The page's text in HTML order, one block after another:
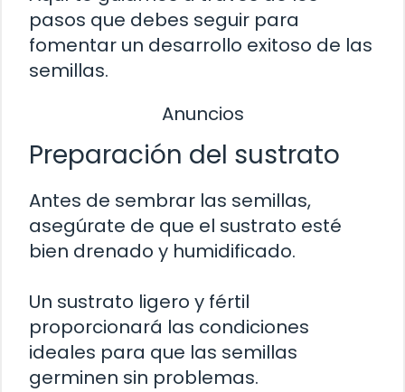
pasos que debes seguir para
fomentar un desarrollo exitoso de las
semillas.
Anuncios
Preparación del sustrato
Antes de sembrar las semillas,
asegúrate de que el sustrato esté
bien drenado y humidificado.
Un sustrato ligero y fértil
proporcionará las condiciones
ideales para que las semillas
germinen sin problemas.